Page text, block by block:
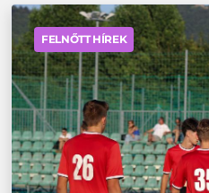
FELNŐTT HÍREK